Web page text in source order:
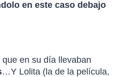
en este caso debajo
en su día llevaban
…Y Lolita (la de la película,